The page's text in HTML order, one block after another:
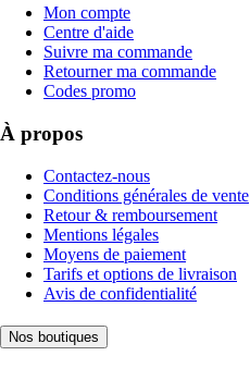
Mon compte
Centre d'aide
Suivre ma commande
Retourner ma commande
Codes promo
À propos
Contactez-nous
Conditions générales de vente
Retour & remboursement
Mentions légales
Moyens de paiement
Tarifs et options de livraison
Avis de confidentialité
Nos boutiques